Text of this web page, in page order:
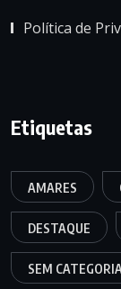
Política de
Etiquetas
AMARES
DESTAQUE
SEM CATEGORIA